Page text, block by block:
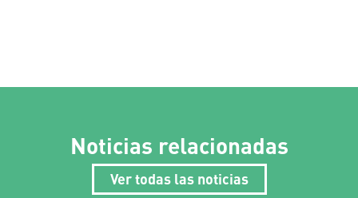
Noticias relacionadas
Ver todas las noticias